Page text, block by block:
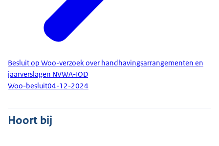
Besluit op Woo-verzoek over handhavingsarrangementen en
jaarverslagen NVWA-IOD
Woo-besluit04-12-2024
Hoort bij